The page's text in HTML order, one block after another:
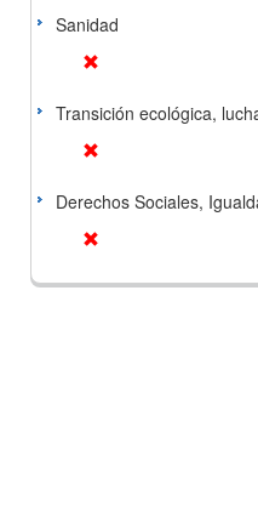
Sanidad
Transición ecológica,
Derechos Sociales,